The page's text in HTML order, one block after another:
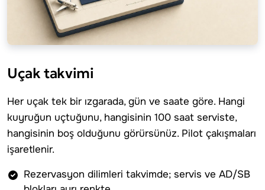
Uçak takvimi
Her uçak tek bir ızgarada, gün ve saate göre. Hangi
kuyruğun uçtuğunu, hangisinin 100 saat serviste,
hangisinin boş olduğunu görürsünüz. Pilot çakışmaları
işaretlenir.
Rezervasyon dilimleri takvimde; servis ve AD/SB